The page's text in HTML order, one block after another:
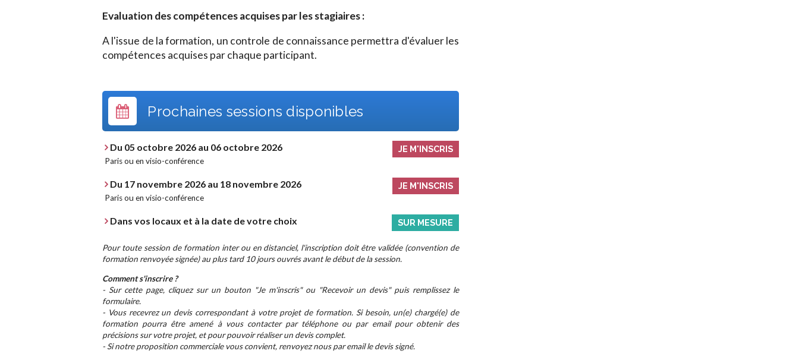
Evaluation des compétences acquises par les stagiaires :
A l'issue de la formation, un controle de connaissance permettra d'évaluer les
compétences acquises par chaque participant.
Prochaines sessions disponibles
Du 05 octobre 2026 au 06 octobre 2026
Paris ou en visio-conférence
JE M'INSCRIS
Du 17 novembre 2026 au 18 novembre 2026
Paris ou en visio-conférence
JE M'INSCRIS
Dans vos locaux et à la date de votre choix SUR MESURE
Pour toute session de formation inter ou en distanciel, l'inscription doit être validée (convention de
formation renvoyée signée) au plus tard 10 jours ouvrés avant le début de la session.
Comment s'inscrire ?
- Sur cette page, cliquez sur un bouton "Je m'inscris" ou "Recevoir un devis" puis remplissez le
formulaire.
- Vous recevrez un devis correspondant à votre projet de formation. Si besoin, un(e) chargé(e) de
formation pourra être amené à vous contacter par téléphone ou par email pour obtenir des
précisions sur votre projet, et pour pouvoir réaliser un devis complet.
- Si notre proposition commerciale vous convient, renvoyez nous par email le devis signé.